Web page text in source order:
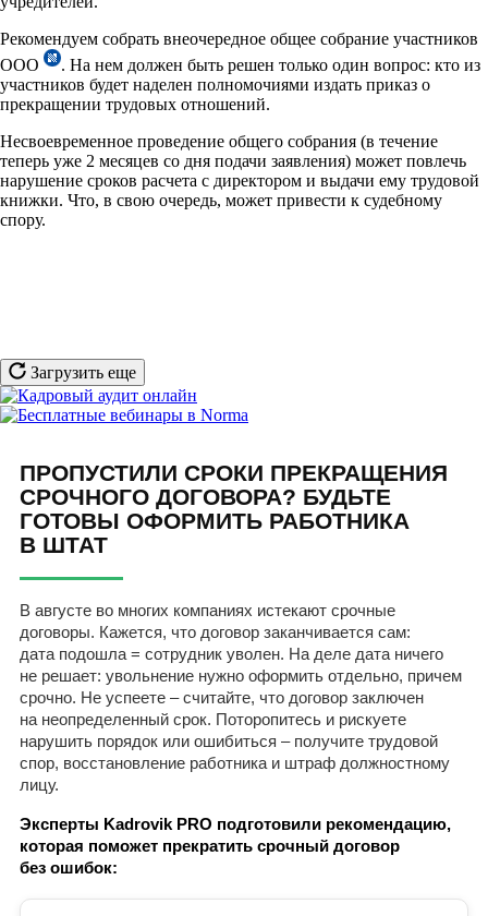
Рекомендуем собрать внеочередное общее собрание участников
ООО
. На нем должен быть решен только один вопрос: кто из
участников будет наделен полномочиями издать приказ о
прекращении трудовых отношений.
Несвоевременное проведение общего собрания (в течение
теперь уже 2 месяцев со дня подачи заявления) может повлечь
нарушение сроков расчета с директором и выдачи ему трудовой
книжки. Что, в свою очередь, может привести к судебному
спору.
Загрузить еще
ПРОПУСТИЛИ СРОКИ ПРЕКРАЩЕНИЯ
СРОЧНОГО ДОГОВОРА? БУДЬТЕ
ГОТОВЫ ОФОРМИТЬ РАБОТНИКА
В ШТАТ
В августе во многих компаниях истекают срочные
договоры. Кажется, что договор заканчивается сам:
дата подошла = сотрудник уволен. На деле дата ничего
не решает: увольнение нужно оформить отдельно, причем
срочно. Не успеете – считайте, что договор заключен
на неопределенный срок. Поторопитесь и рискуете
нарушить порядок или ошибиться – получите трудовой
спор, восстановление работника и штраф должностному
лицу.
Эксперты Kadrovik PRO подготовили рекомендацию,
которая поможет прекратить срочный договор
без ошибок: